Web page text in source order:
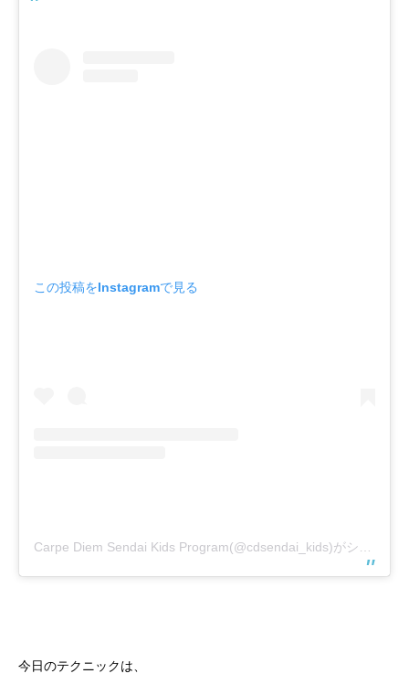
この投稿をInstagramで見る
今日のテクニックは、